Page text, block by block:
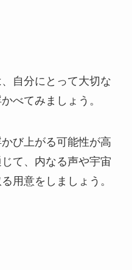
自分にとって大切な
べてみましょう。
び上がる可能性が高
て、内なる声や宇宙
用意をしましょう。